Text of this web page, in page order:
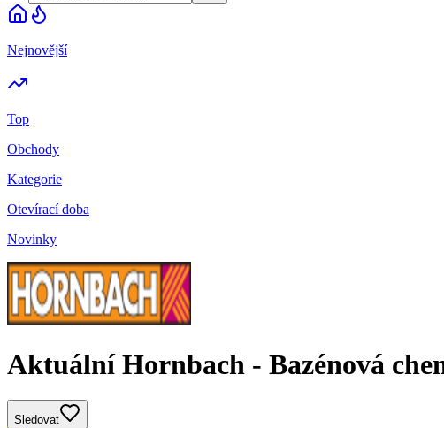
Nejnovější
Top
Obchody
Kategorie
Otevírací doba
Novinky
Aktuální Hornbach - Bazénová
Sledovat